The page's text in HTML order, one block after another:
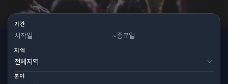
기간
~
지역
분야